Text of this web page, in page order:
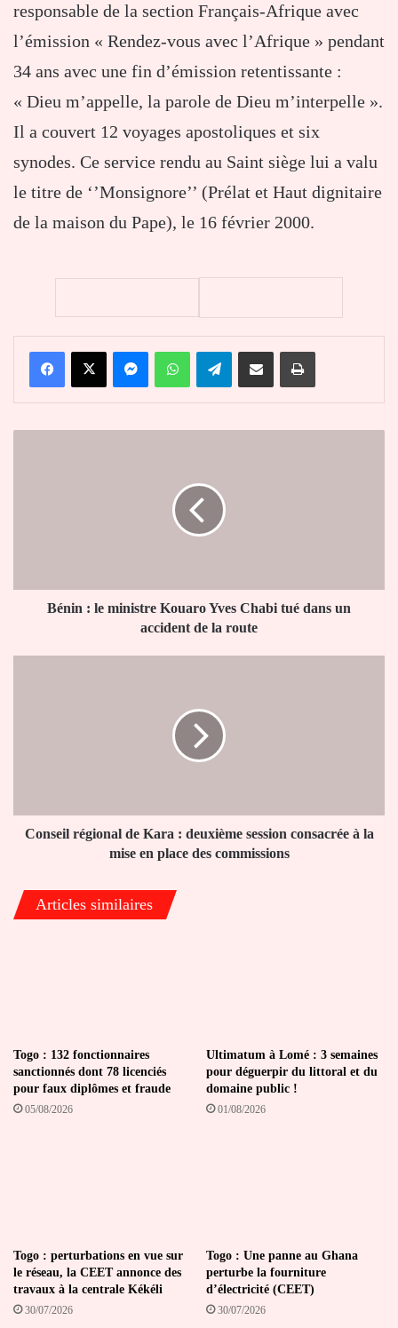
responsable de la section Français-Afrique avec
l’émission « Rendez-vous avec l’Afrique » pendant
34 ans avec une fin d’émission retentissante :
« Dieu m’appelle, la parole de Dieu m’interpelle ».
Il a couvert 12 voyages apostoliques et six
synodes. Ce service rendu au Saint siège lui a valu
le titre de ‘’Monsignore’’ (Prélat et Haut dignitaire
de la maison du Pape), le 16 février 2000.
FacebookX MessengerWhatsAppTelegramPartager par email Imprimer
dans
Bénin : le ministre Kouaro Yves Chabi tué dans un
accident de la route
à
place
des
Conseil régional de Kara : deuxième session consacrée à la
mise en place des commissions
Articles similaires
Togo : 132 fonctionnaires
sanctionnés dont 78 licenciés
pour faux diplômes et fraude
05/08/2026
Ultimatum à Lomé : 3 semaines
pour déguerpir du littoral et du
domaine public !
01/08/2026
Togo : perturbations en vue sur
le réseau, la CEET annonce des
travaux à la centrale Kékéli
30/07/2026
Togo : Une panne au Ghana
perturbe la fourniture
d’électricité (CEET)
30/07/2026